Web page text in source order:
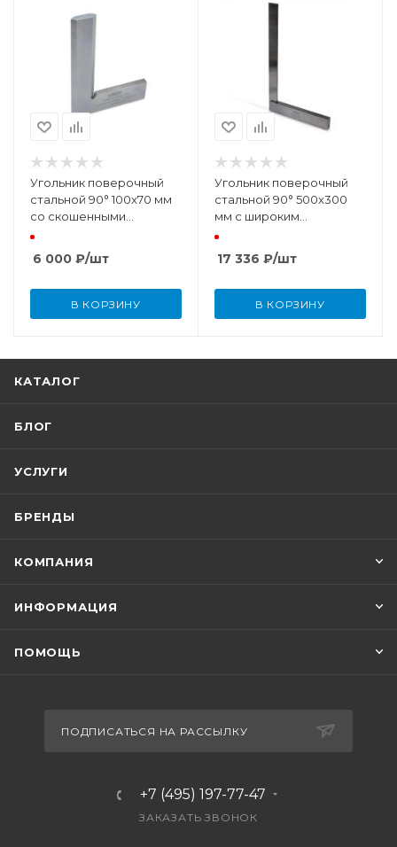
Угольник поверочный
стальной 90° 100x70 мм
со скошенными
кромками (DIN875 КТ 00)
6 000 ₽/шт
В КОРЗИНУ
Угольник поверочный
стальной 90° 500x300
мм с широким
основанием (DIN875 КТ2)
17 336 ₽/шт
В КОРЗИНУ
КАТАЛОГ
БЛОГ
УСЛУГИ
БРЕНДЫ
КОМПАНИЯ
ИНФОРМАЦИЯ
ПОМОЩЬ
ПОДПИСАТЬСЯ НА РАССЫЛКУ
+7 (495) 197-77-47
ЗАКАЗАТЬ ЗВОНОК